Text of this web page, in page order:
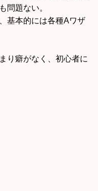
問題ない。
基本的には各種Aワザ
り癖がなく、初心者に